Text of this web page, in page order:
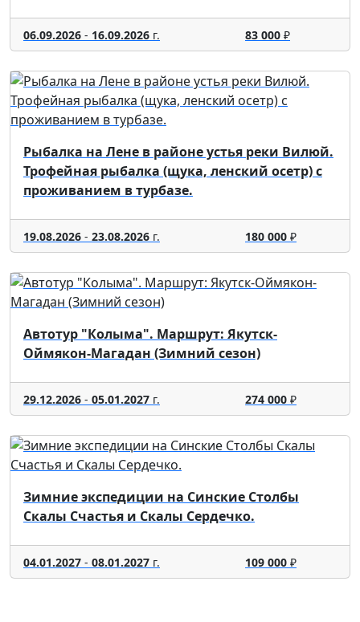
06.09.2026 - 16.09.2026 г. 83 000₽
Рыбалка на Лене в районе устья реки Вилюй.
Трофейная рыбалка (щука, ленский осетр) с
проживанием в турбазе.
19.08.2026 - 23.08.2026 г. 180 000₽
Автотур "Колыма". Маршрут: Якутск-
Оймякон-Магадан (Зимний сезон)
29.12.2026 - 05.01.2027 г. 274 000₽
Зимние экспедиции на Синские Столбы
Скалы Счастья и Скалы Сердечко.
04.01.2027 - 08.01.2027 г. 109 000₽